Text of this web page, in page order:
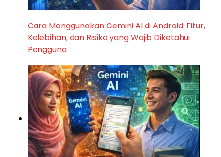
Cara Menggunakan Gemini AI di Android: Fitur,
Kelebihan, dan Risiko yang Wajib Diketahui
Pengguna